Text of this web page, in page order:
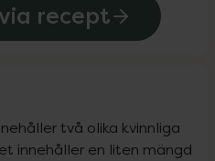
recept
två olika kvinnliga
innehåller en liten mängd